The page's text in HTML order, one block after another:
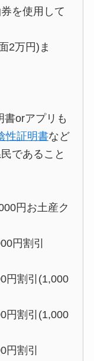
を使用して
2万円)ま
書orアプリも
性証明書など
であること
円お土産ク
円割引
円割引(1,000
円割引(1,000
割引